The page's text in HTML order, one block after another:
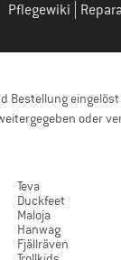
Pflegewiki
Bestellung
oder
Teva
Duckfeet
Maloja
Hanwag
Fjällräven